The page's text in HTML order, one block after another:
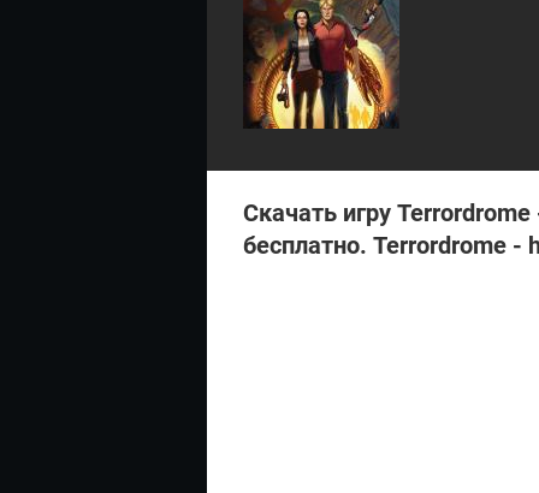
Скачать игру
бесплатно. Terrordrome -